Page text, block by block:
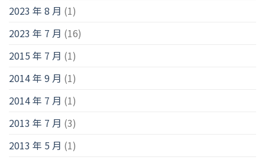
2023 年 8 月 (1)
2023 年 7 月 (16)
2015 年 7 月 (1)
2014 年 9 月 (1)
2014 年 7 月 (1)
2013 年 7 月 (3)
2013 年 5 月 (1)